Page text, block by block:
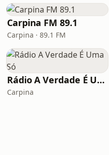
Carpina FM 89.1
Carpina · 89.1 FM
Rádio A Verdade É Uma Só
Carpina